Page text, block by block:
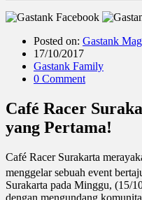
Posted on: Gastank
17/10/2017
Gastank Family
0 Comment
Café Racer
yang Pertama!
Café Racer Surakarta
menggelar sebuah event
Surakarta pada Minggu, (15/